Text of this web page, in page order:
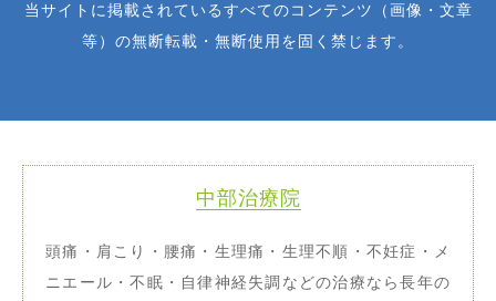
当サイトに掲載されているすべてのコンテンツ（画像・文章
等）の無断転載・無断使用を固く禁じます。
中部治療院
頭痛・肩こり・腰痛・生理痛・生理不順・不妊症・メ
ニエール・不眠・自律神経失調などの治療なら長年の